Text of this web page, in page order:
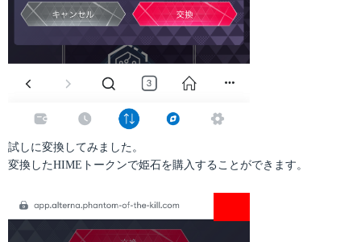
試しに変換してみました。
変換したHIMEトークンで姫石を購入することができます。